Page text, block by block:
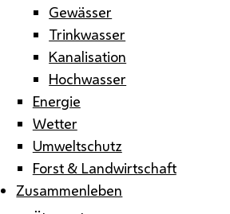
Gewässer
Trinkwasser
Kanalisation
Hochwasser
Energie
Wetter
Umweltschutz
Forst & Landwirtschaft
Zusammenleben